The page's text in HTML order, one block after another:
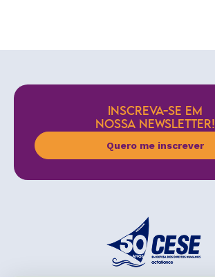
INSCREVA-SE EM
NOSSA NEWSLETTER!
Quero me inscrever